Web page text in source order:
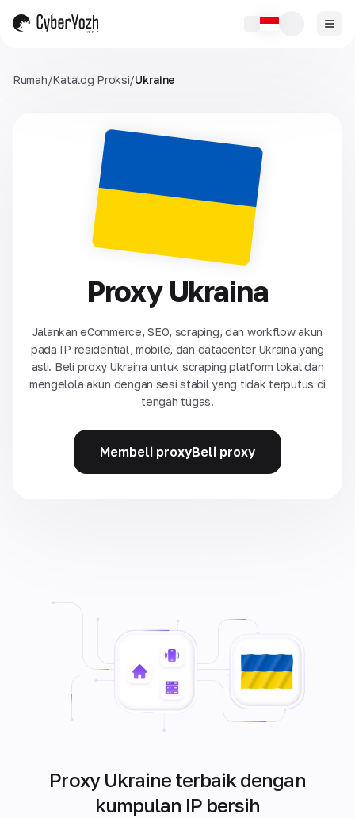
Rumah/Katalog Proksi/Ukraine
Proxy Ukraina
Jalankan eCommerce, SEO, scraping, dan workflow akun
pada IP residential, mobile, dan datacenter Ukraina yang
asli. Beli proxy Ukraina untuk scraping platform lokal dan
mengelola akun dengan sesi stabil yang tidak terputus di
tengah tugas.
Membeli proxyBeli proxy
Proxy Ukraine terbaik dengan
kumpulan IP bersih